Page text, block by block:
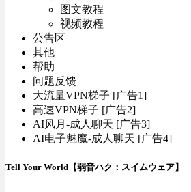
图文教程
视频教程
公告区
其他
帮助
问题反馈
大流量VPN梯子 [广告1]
高速VPN梯子 [广告2]
AI风月-成人聊天 [广告3]
AI电子魅魔-成人聊天 [广告4]
Tell Your World【弱音ハク：スイムウェア】